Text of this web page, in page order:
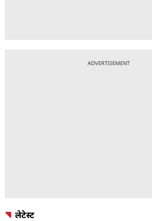
ADVERTISEMENT
लेटेस्ट